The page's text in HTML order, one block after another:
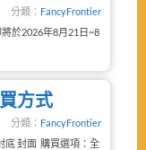
分類： FancyFrontier
於2026年8月21日~8
方式
分類： FancyFrontier
底 封面 購買選項：全